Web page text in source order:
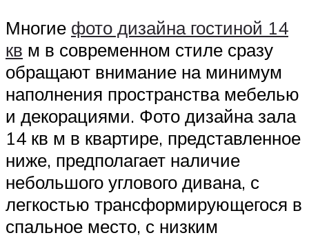
Многие фото дизайна гостиной 14
кв м в современном стиле сразу
обращают внимание на минимум
наполнения пространства мебелью
и декорациями. Фото дизайна зала
14 кв м в квартире, представленное
ниже, предполагает наличие
небольшого углового дивана, с
легкостью трансформирующегося в
спальное место, с низким